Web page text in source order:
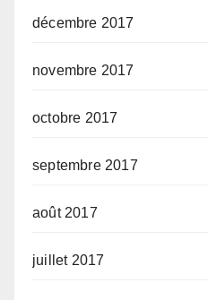
décembre 2017
novembre 2017
octobre 2017
septembre 2017
août 2017
juillet 2017